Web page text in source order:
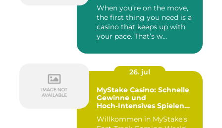
When you’re on the move,
the first thing you need is a
casino that keeps up with
your pace. That’s w...
26. jul
MyStake Casino: Schnelle
Gewinne und
Hoch‑Intensives Spielen
Willkommen in MyStake's